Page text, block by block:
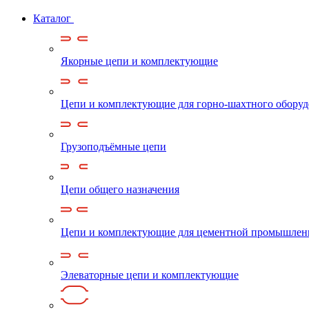
Каталог
Якорные цепи и комплектующие
Цепи и комплектующие для горно-шахтного
Грузоподъёмные цепи
Цепи общего назначения
Цепи и комплектующие для цементной
Элеваторные цепи и комплектующие